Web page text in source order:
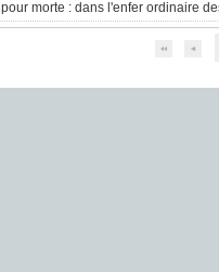
morte : dans l'enfer ordinaire